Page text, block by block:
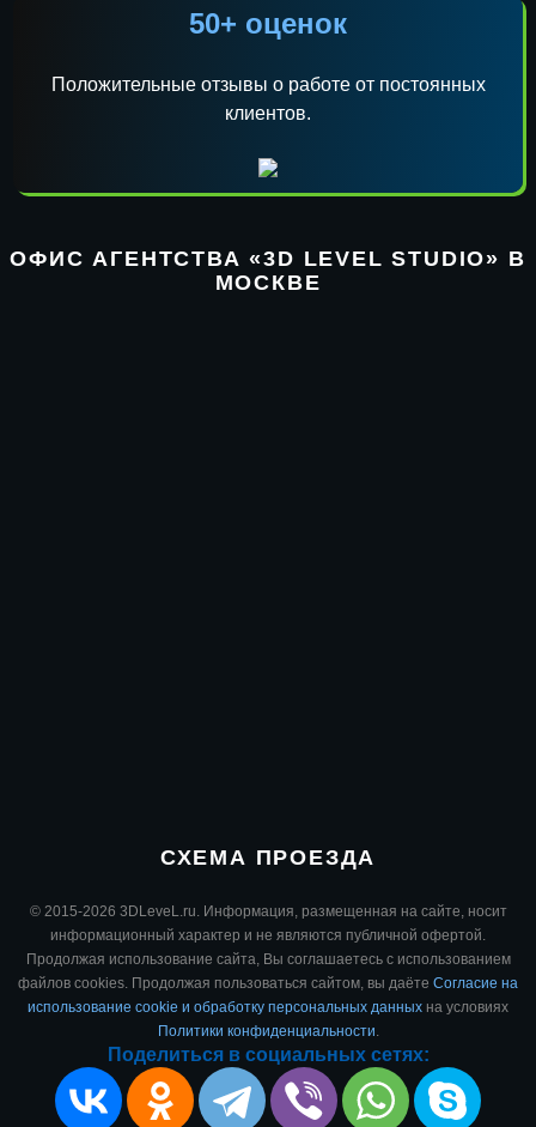
50+ оценок
Положительные отзывы о работе от постоянных
клиентов.
ОФИС АГЕНТСТВА «3D LEVEL STUDIO» В
МОСКВЕ
СХЕМА ПРОЕЗДА
© 2015-2026 3DLeveL.ru. Информация, размещенная на сайте, носит
информационный характер и не являются публичной офертой.
Продолжая использование сайта, Вы соглашаетесь с использованием
файлов cookies. Продолжая пользоваться сайтом, вы даёте Согласие на
использование cookie и обработку персональных данных на условиях
Политики конфиденциальности.
Поделиться в социальных сетях: